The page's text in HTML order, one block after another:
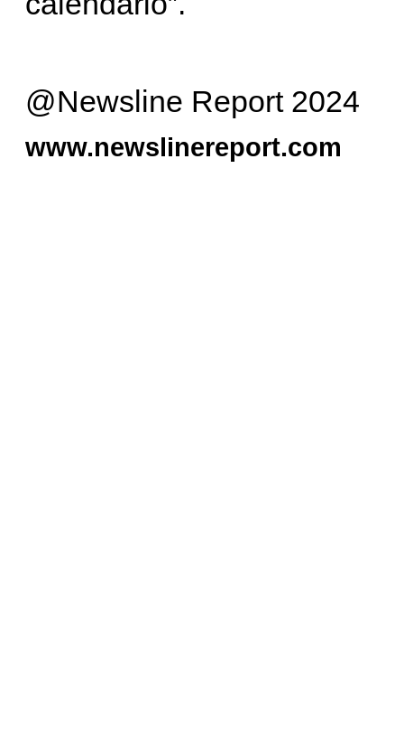
@Newsline Report 2024
www.newslinereport.com